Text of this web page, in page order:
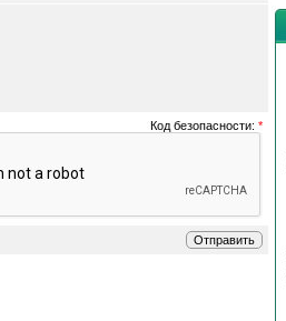
Код безопасности: *